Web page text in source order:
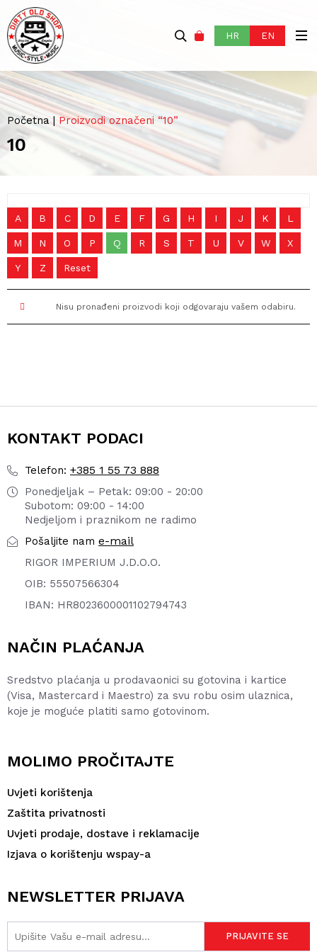
HR EN
Početna| Proizvodi označeni “10”
10
A B C D E F G H I J K L
M N O P Q R S T U V W X
Y Z Reset
Nisu pronađeni proizvodi koji odgovaraju vašem odabiru.
KONTAKT PODACI
Telefon: +385 1 55 73 888
Ponedjeljak – Petak: 09:00 - 20:00
Subotom: 09:00 - 14:00
Nedjeljom i praznikom ne radimo
Pošaljite nam e-mail
RIGOR IMPERIUM J.D.O.O.
OIB: 55507566304
IBAN: HR8023600001102794743
NAČIN PLAĆANJA
Sredstvo plaćanja u prodavaonici su gotovina i kartice
(Visa, Mastercard i Maestro) za svu robu osim ulaznica,
koje je moguće platiti samo gotovinom.
MOLIMO PROČITAJTE
Uvjeti korištenja
Zaštita privatnosti
Uvjeti prodaje, dostave i reklamacije
Izjava o korištenju wspay-a
NEWSLETTER PRIJAVA